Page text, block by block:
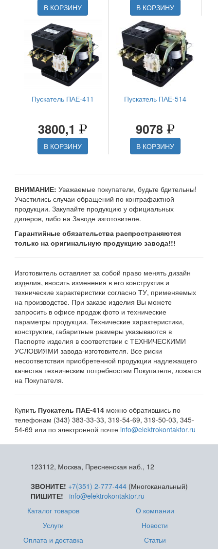
В КОРЗИНУ В КОРЗИНУ
Пускатель ПАЕ-411
3800,1
В КОРЗИНУ
Пускатель ПАЕ-514
9078
В КОРЗИНУ
ВНИМАНИЕ: Уважаемые покупатели, будьте бдительны!
Участились случаи обращений по контрафактной
продукции. Закупайте продукцию у официальных
дилеров, либо на Заводе изготовителе.
Гарантийные обязательства распространяются
только на оригинальную продукцию завода!!!
Изготовитель оставляет за собой право менять дизайн
изделия, вносить изменения в его конструктив и
технические характеристики согласно ТУ, применяемых
на производстве. При заказе изделия Вы можете
запросить в офисе продаж фото и технические
параметры продукции. Технические характеристики,
конструктив, габаритные размеры указываются в
Паспорте изделия в соответствии с ТЕХНИЧЕСКИМИ
УСЛОВИЯМИ завода-изготовителя. Все риски
несоответствия приобретенной продукции надлежащего
качества техническим потребностям Покупателя, ложатся
на Покупателя.
Купить Пускатель ПАЕ-414 можно обратившись по
телефонам (343) 383-33-33, 319-54-69, 319-50-03, 345-
54-69 или по электронной почте info@elektrokontaktor.ru
123112, Москва, Пресненская наб., 12
ЗВОНИТЕ! +7(351) 2-777-444(Многоканальный)
ПИШИТЕ!
info@elektrokontaktor.ru
Каталог товаров
Услуги
Оплата и доставка
О компании
Новости
Статьи